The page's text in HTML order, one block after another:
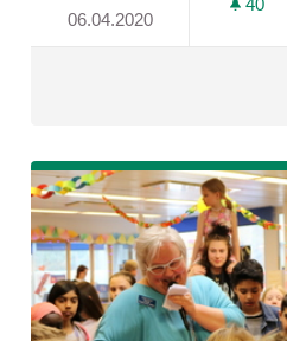
06.04.2020